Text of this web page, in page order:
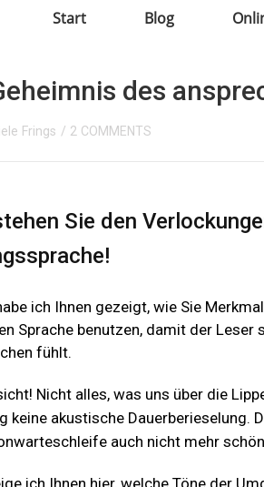
Start Blog
des
Frings / 2 COMMENTS
Sie den
ich Ihnen gezeigt, wie Sie
Sprache benutzen, damit der Leser
fühlt.
Nicht alles, was uns über die
keine akustische Dauerberieselung.
auch nicht mehr
ich Ihnen hier, welche Töne der